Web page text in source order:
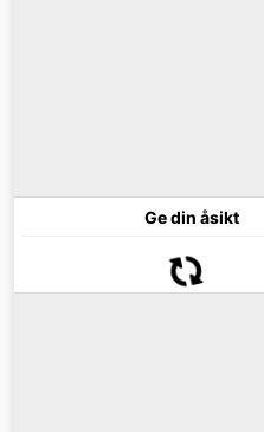
Ge din åsikt